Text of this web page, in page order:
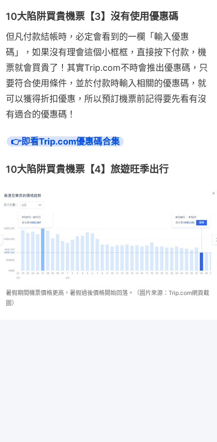
10大陷阱買貴機票【3】沒有使用優惠碼
但凡付款結帳時，必定會看到的一欄「輸入優惠
碼」，如果沒有理會這個小框框，直接按下付款，機
票就會買貴了！其實Trip.com不時會推出優惠碼，只
要符合使用條件，並於付款時輸入相關的優惠碼，就
可以獲得折扣優惠，所以預訂機票前記得要先看有沒
有適合的優惠碼！
👉即看Trip.com優惠碼合集
10大陷阱買貴機票【4】旅遊旺季出行
暑假期間機票價格更高，暑假過後價格開始回落。（圖片來源：Trip.com網頁截
圖）